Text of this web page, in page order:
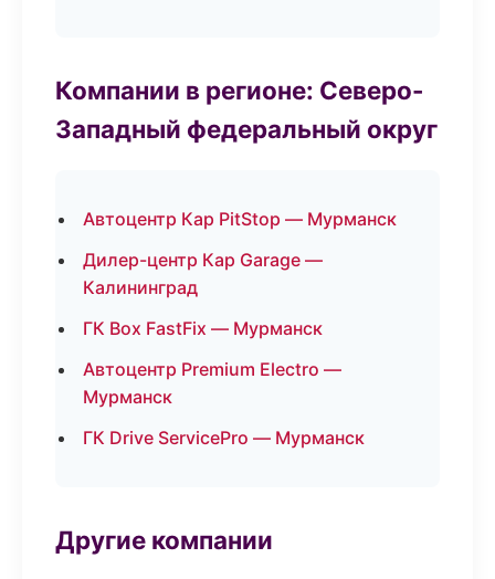
Компании в регионе: Северо-
Западный федеральный округ
Автоцентр Кар PitStop — Мурманск
Дилер-центр Кар Garage —
Калининград
ГК Box FastFix — Мурманск
Автоцентр Premium Electro —
Мурманск
ГК Drive ServicePro — Мурманск
Другие компании